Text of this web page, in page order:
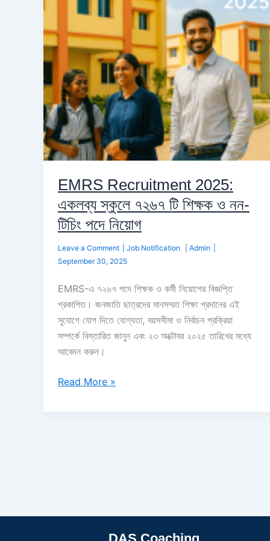
EMRS Recruitment 2025:
একলব্য স্কুলে ৭২৬৭ টি শিক্ষক ও নন-
টিচিং পদে নিয়োগ
Leave a Comment Job Notification Admin
September 30, 2025
EMRS-এ ৭২৬৭ পদে শিক্ষক ও কর্মী নিয়োগের বিজ্ঞপ্তি
প্রকাশিত। জনজাতি ছাত্রদের মানসম্মত শিক্ষা প্রদানের এই
সুযোগে যোগ দিতে যোগ্যতা, বয়সসীমা ও নির্বাচন প্রক্রিয়া
সম্পর্কে বিস্তারিত জানুন এবং ২৩ অক্টোবর ২০২৫ তারিখের মধ্যে
আবেদন করুন।
টি
শিক্ষক
নন-
টিচিং
পদে
নিয়োগ
Read More »